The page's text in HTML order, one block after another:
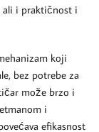
ali i praktičnost i
koji
bez potrebe za
može brzo i
i
efikasnost